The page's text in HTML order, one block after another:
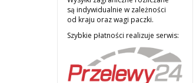
są indywidualnie w zależności
od kraju oraz wagi paczki.
Szybkie płatności realizuje serwis: